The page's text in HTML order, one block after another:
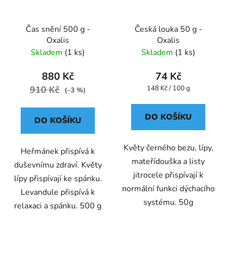
Čas snění 500 g -
Oxalis
Skladem (1 ks)
880 Kč
910 Kč (–3 %)
DO KOŠÍKU
Heřmánek přispívá k
duševnímu zdraví. Květy
lípy přispívají ke spánku.
Levandule přispívá k
relaxaci a spánku. 500 g
Česká louka 50 g -
Oxalis
Skladem (1 ks)
74 Kč
Měrná
148 Kč / 100 g
DO KOŠÍKU
Květy černého bezu, lípy,
mateřídouška a listy
jitrocele přispívají k
normální funkci dýchacího
systému. 50g